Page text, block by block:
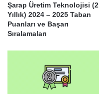
Şarap Üretim Teknolojisi (2
Yıllık) 2024 – 2025 Taban
Puanları ve Başarı
Sıralamaları